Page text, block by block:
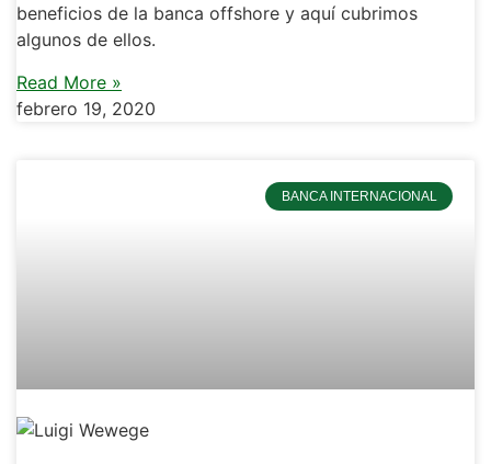
beneficios de la banca offshore y aquí cubrimos
algunos de ellos.
Read More »
febrero 19, 2020
BANCA INTERNACIONAL